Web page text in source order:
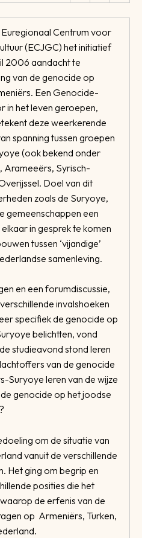
Centrum voor
(ECJGC) het initiatief
2006 aandacht te
van de genocide op
Een Genocide-
in het leven geroepen,
deze weerkerende
spanning tussen groepen
(ook bekend onder
Arameeërs, Syrisch-
Doel van dit
zoals de Suryoye,
gemeenschappen een
in gesprek te komen
tussen ‘vijandige’
samenleving.
en een forumdiscussie,
invalshoeken
specifiek de genocide op
belichtten, vond
studieavond stond leren
van de genocide
Suryoye leren van de wijze
genocide op het joodse
om de situatie van
vanuit de verschillende
Het ging om begrip en
posities die het
de erfenis van de
op Armeniërs, Turken,